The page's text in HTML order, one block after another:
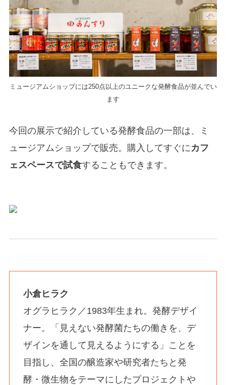
ミュージアムショップには250点以上のユニークな発酵食品が並んでい
ます
今回の展示で紹介している発酵食品の一部は、ミ
ュージアムショップで販売。購入してすぐに カフ
ェスペースで試食することもできます。
小倉ヒラク
オグラヒラク／1983年生まれ。発酵デザイ
ナー。「見えない発酵菌たちの働きを、デ
ザインを通して見えるようにする」ことを
目指し、全国の醸造家や研究者たちと発
酵・微生物をテーマにしたプロジェクトや